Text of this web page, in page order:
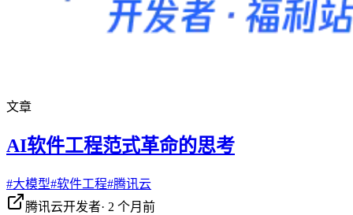
文章
AI软件工程范式革命的思考
#大模型#软件工程#腾讯云
腾讯云开发者· 2 个月前